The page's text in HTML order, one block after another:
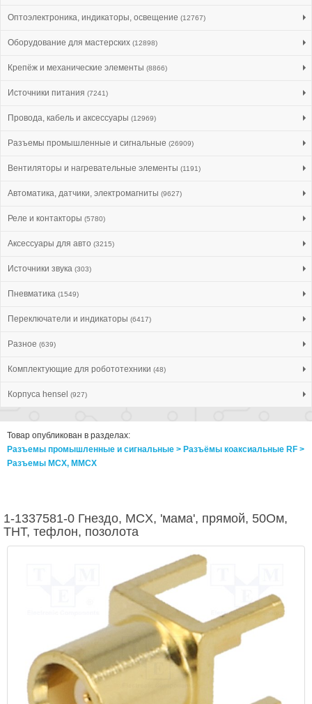
Оптоэлектроника, индикаторы, освещение (12767)
Оборудование для мастерских (12898)
Крепёж и механические элементы (8866)
Источники питания (7241)
Провода, кабель и аксессуары (12969)
Разъемы промышленные и сигнальные (26909)
Вентиляторы и нагревательные элементы (1191)
Автоматика, датчики, электромагниты (9627)
Реле и контакторы (5780)
Аксессуары для авто (3215)
Источники звука (303)
Пневматика (1549)
Переключатели и индикаторы (6417)
Разное (639)
Комплектующие для робототехники (48)
Корпуса hensel (927)
Товар опубликован в разделах:
Разъемы промышленные и сигнальные > Разъёмы коаксиальные RF >
Разъeмы MCX, MMCX
1-1337581-0 Гнездо, MCX, 'мама', прямой, 50Ом,
THT, тефлон, позолота